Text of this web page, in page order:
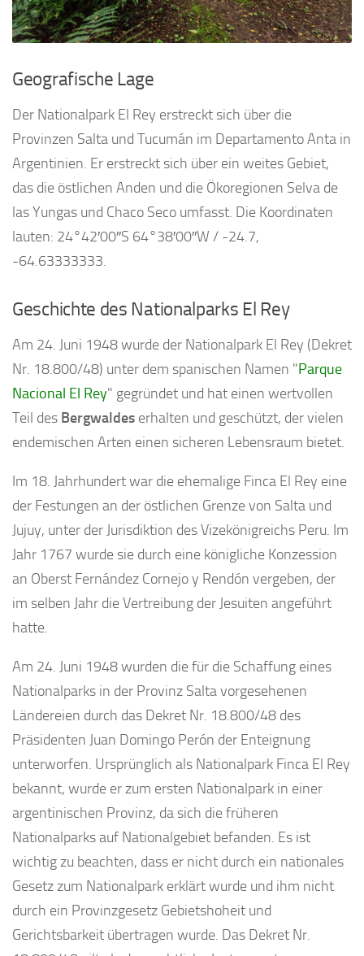
Geografische Lage
Der Nationalpark El Rey erstreckt sich über die
Provinzen Salta und Tucumán im Departamento Anta in
Argentinien. Er erstreckt sich über ein weites Gebiet,
das die östlichen Anden und die Ökoregionen Selva de
las Yungas und Chaco Seco umfasst. Die Koordinaten
lauten: 24°42′00″S 64°38′00″W / -24.7,
-64.63333333.
Geschichte des Nationalparks El Rey
Am 24. Juni 1948 wurde der Nationalpark El Rey (Dekret
Nr. 18.800/48) unter dem spanischen Namen "Parque
Nacional El Rey" gegründet und hat einen wertvollen
Teil des Bergwaldes erhalten und geschützt, der vielen
endemischen Arten einen sicheren Lebensraum bietet.
Im 18. Jahrhundert war die ehemalige Finca El Rey eine
der Festungen an der östlichen Grenze von Salta und
Jujuy, unter der Jurisdiktion des Vizekönigreichs Peru. Im
Jahr 1767 wurde sie durch eine königliche Konzession
an Oberst Fernández Cornejo y Rendón vergeben, der
im selben Jahr die Vertreibung der Jesuiten angeführt
hatte.
Am 24. Juni 1948 wurden die für die Schaffung eines
Nationalparks in der Provinz Salta vorgesehenen
Ländereien durch das Dekret Nr. 18.800/48 des
Präsidenten Juan Domingo Perón der Enteignung
unterworfen. Ursprünglich als Nationalpark Finca El Rey
bekannt, wurde er zum ersten Nationalpark in einer
argentinischen Provinz, da sich die früheren
Nationalparks auf Nationalgebiet befanden. Es ist
wichtig zu beachten, dass er nicht durch ein nationales
Gesetz zum Nationalpark erklärt wurde und ihm nicht
durch ein Provinzgesetz Gebietshoheit und
Gerichtsbarkeit übertragen wurde. Das Dekret Nr.